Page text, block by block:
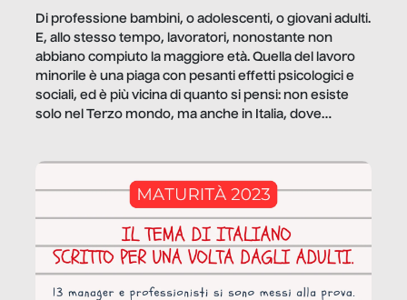
Di professione bambini, o adolescenti, o giovani adulti.
E, allo stesso tempo, lavoratori, nonostante non
abbiano compiuto la maggiore età. Quella del lavoro
minorile è una piaga con pesanti effetti psicologici e
sociali, ed è più vicina di quanto si pensi: non esiste
solo nel Terzo mondo, ma anche in Italia, dove